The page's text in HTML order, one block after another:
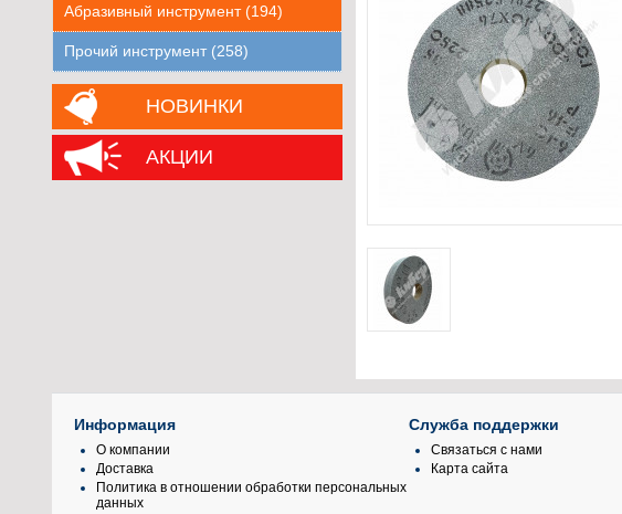
Абразивный инструмент (194)
Прочий инструмент (258)
НОВИНКИ
АКЦИИ
Информация
О компании
Доставка
Политика в отношении обработки персональных
данных
Служба поддержки
Связаться с нами
Карта сайта